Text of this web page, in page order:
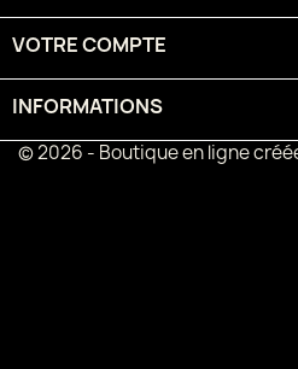
VOTRE COMPTE
INFORMATIONS
© 2026 - Boutique en ligne